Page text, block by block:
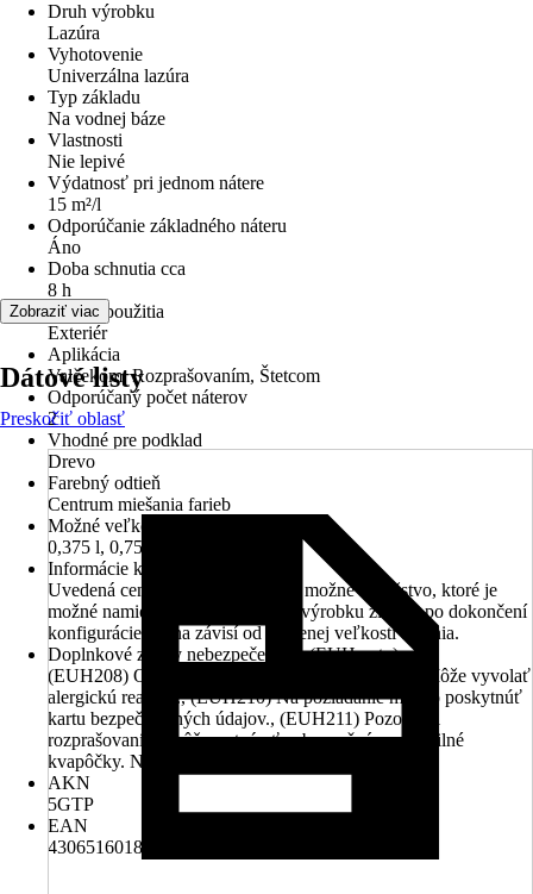
Druh výrobku
Lazúra
Vyhotovenie
Univerzálna lazúra
Typ základu
Na vodnej báze
Vlastnosti
Nie lepivé
Výdatnosť pri jednom nátere
15 m²/l
Odporúčanie základného náteru
Áno
Doba schnutia cca
8 h
Oblasť použitia
Exteriér
Aplikácia
Valčekom, Rozprašovaním, Štetcom
Odporúčaný počet náterov
2
Vhodné pre podklad
Drevo
Farebný odtieň
Centrum miešania farieb
Možné veľkosti balení v ml/l
0,375 l, 0,75 l, 2,5 l, 5 l
Informácie k objednávaniu
Uvedená cena platí pre najmenšie možné množstvo, ktoré je
možné namiešať. Cenu finálneho výrobku získate po dokončení
konfigurácie. Cena závisí od zvolenej veľkosti balenia.
Doplnkové znaky nebezpečenstva (EUH vety)
(EUH208) Obsahuje 1,2-benzizotiazol-3(2H)-on. Môže vyvolať
alergickú reakciu., (EUH210) Na požiadanie možno poskytnúť
kartu bezpečnostných údajov., (EUH211) Pozor! Pri
rozprašovaní sa môžu vytvárať nebezpečné respirabilné
kvapôčky. Nevdychujte aerosóly ani hmlu.
AKN
5GTP
EAN
4306516018444, 4306516305391, 4306516389544
Zobraziť viac
Dátové listy
Preskočiť oblasť